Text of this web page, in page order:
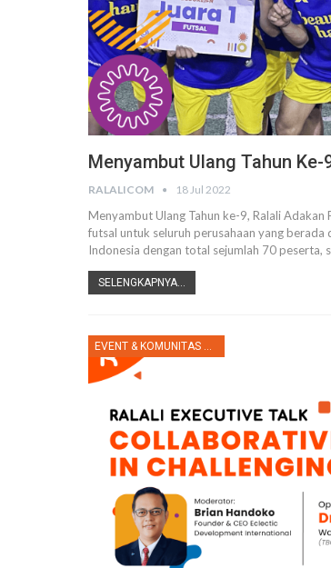
Menyambut Ulang Tahun
RALALICOM 18 Jul 2022
Menyambut Ulang Tahun ke-9, Ralali Adakan
futsal untuk seluruh perusahaan yang
Indonesia dengan total sejumlah 70 peserta,
SELENGKAPNYA...
EVENT & KOMUNITAS RALALI